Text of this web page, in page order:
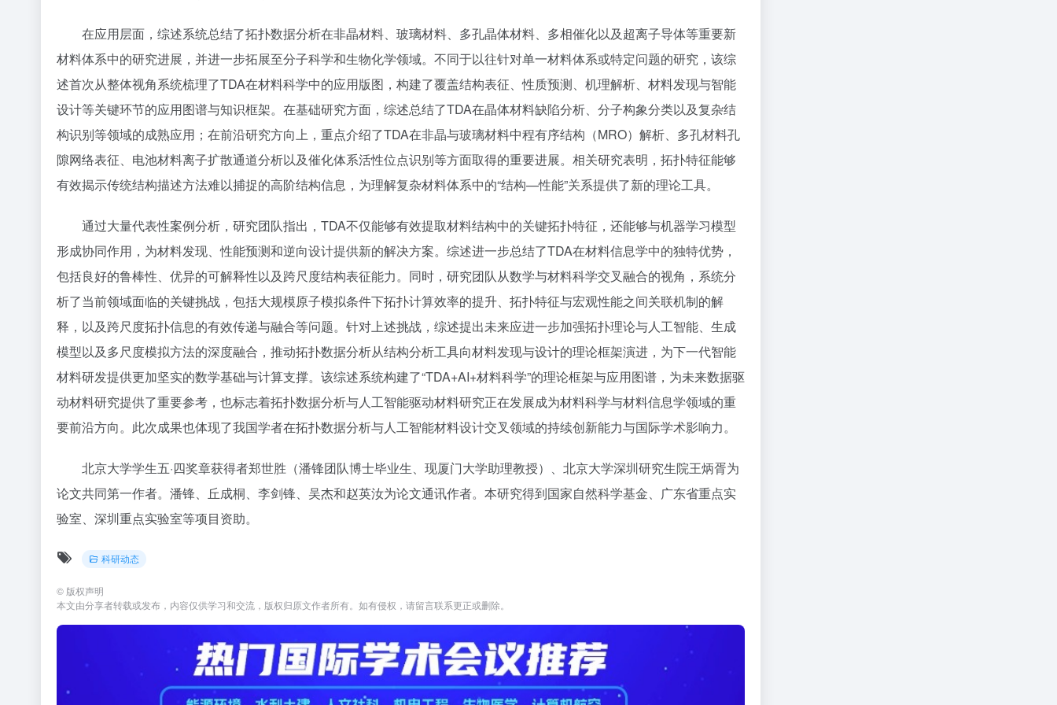
在应用层面，综述系统总结了拓扑数据分析在非晶材料、玻璃材料、多孔晶体材料、多相催化以及超离子导体等重要新
材料体系中的研究进展，并进一步拓展至分子科学和生物化学领域。不同于以往针对单一材料体系或特定问题的研究，该综
述首次从整体视角系统梳理了TDA在材料科学中的应用版图，构建了覆盖结构表征、性质预测、机理解析、材料发现与智能
设计等关键环节的应用图谱与知识框架。在基础研究方面，综述总结了TDA在晶体材料缺陷分析、分子构象分类以及复杂结
构识别等领域的成熟应用；在前沿研究方向上，重点介绍了TDA在非晶与玻璃材料中程有序结构（MRO）解析、多孔材料孔
隙网络表征、电池材料离子扩散通道分析以及催化体系活性位点识别等方面取得的重要进展。相关研究表明，拓扑特征能够
有效揭示传统结构描述方法难以捕捉的高阶结构信息，为理解复杂材料体系中的“结构—性能”关系提供了新的理论工具。
通过大量代表性案例分析，研究团队指出，TDA不仅能够有效提取材料结构中的关键拓扑特征，还能够与机器学习模型
形成协同作用，为材料发现、性能预测和逆向设计提供新的解决方案。综述进一步总结了TDA在材料信息学中的独特优势，
包括良好的鲁棒性、优异的可解释性以及跨尺度结构表征能力。同时，研究团队从数学与材料科学交叉融合的视角，系统分
析了当前领域面临的关键挑战，包括大规模原子模拟条件下拓扑计算效率的提升、拓扑特征与宏观性能之间关联机制的解
释，以及跨尺度拓扑信息的有效传递与融合等问题。针对上述挑战，综述提出未来应进一步加强拓扑理论与人工智能、生成
模型以及多尺度模拟方法的深度融合，推动拓扑数据分析从结构分析工具向材料发现与设计的理论框架演进，为下一代智能
材料研发提供更加坚实的数学基础与计算支撑。该综述系统构建了“TDA+AI+材料科学”的理论框架与应用图谱，为未来数据驱
动材料研究提供了重要参考，也标志着拓扑数据分析与人工智能驱动材料研究正在发展成为材料科学与材料信息学领域的重
要前沿方向。此次成果也体现了我国学者在拓扑数据分析与人工智能材料设计交叉领域的持续创新能力与国际学术影响力。
北京大学学生五·四奖章获得者郑世胜（潘锋团队博士毕业生、现厦门大学助理教授）、北京大学深圳研究生院王炳胥为
论文共同第一作者。潘锋、丘成桐、李剑锋、吴杰和赵英汝为论文通讯作者。本研究得到国家自然科学基金、广东省重点实
验室、深圳重点实验室等项目资助。
科研动态
© 版权声明
本文由分享者转载或发布，内容仅供学习和交流，版权归原文作者所有。如有侵权，请留言联系更正或删除。